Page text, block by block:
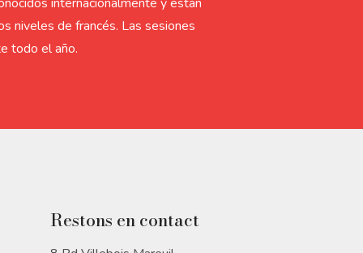
niveles de francés. Las sesiones
todo el año.
Restons en contact